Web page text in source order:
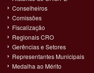
Conselheiros
Comissões
Fiscalização
Regionais CRO
Gerências e Setores
Representantes Municipais
Medalha ao Mérito